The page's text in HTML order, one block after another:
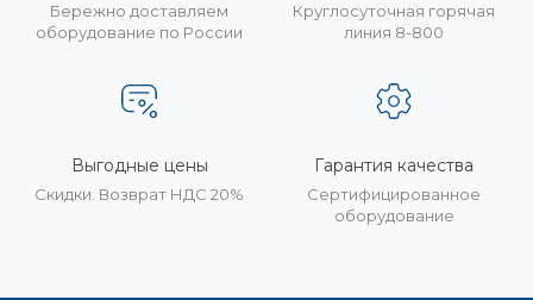
Бережно доставляем
оборудование по России
Круглосуточная горячая
линия 8-800
Выгодные цены
Скидки. Возврат НДС 20%
Гарантия качества
Сертифицированное
оборудование